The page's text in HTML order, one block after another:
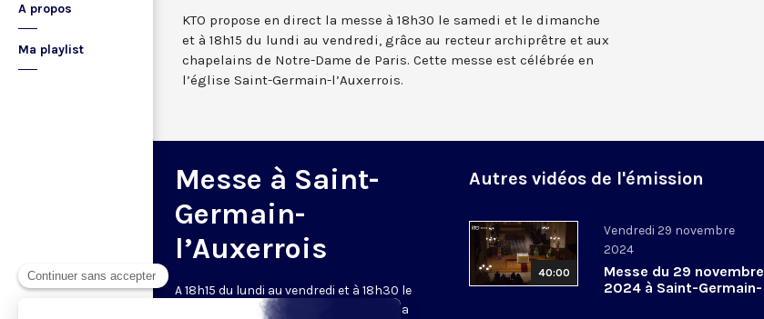
A propos
Ma playlist
KTO propose en direct la messe à 18h30 le samedi et le dimanche
et à 18h15 du lundi au vendredi, grâce au recteur archiprêtre et aux
chapelains de Notre-Dame de Paris. Cette messe est célébrée en
l’église Saint-Germain-l’Auxerrois.
Messe à Saint-
Germain-
l’Auxerrois
A 18h15 du lundi au vendredi et à 18h30 le
samedi et dimanche, KTO retransmet la
Autres vidéos de l'émission
40:00
Vendredi 29 novembre
2024
Messe du 29 novembre
2024 à Saint-Germain-